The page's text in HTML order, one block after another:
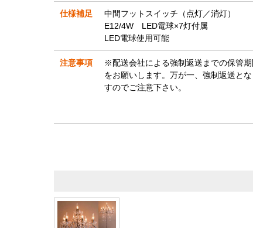
仕様補足
中間フットスイッチ（点灯／消灯）
E12/4W LED電球×7灯付属
LED電球使用可能
注意事項
※配送会社による強制返送までの保管
をお願いします。万が一、強制返送と
すのでご注意下さい。